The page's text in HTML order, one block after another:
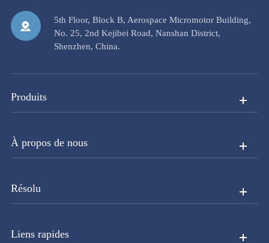
5th Floor, Block B, Aerospace Micromotor Building,
No. 25, 2nd Kejibei Road, Nanshan District,
Shenzhen, China.
Produits
À propos de nous
Résolu
Liens rapides